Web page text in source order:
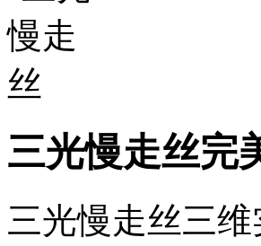
三光慢走丝完
三光慢走丝三